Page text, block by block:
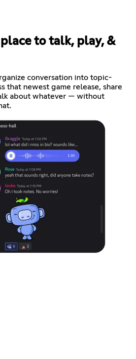
place to talk, play, &
conversation into topic-
that newest game release, share
about whatever — without